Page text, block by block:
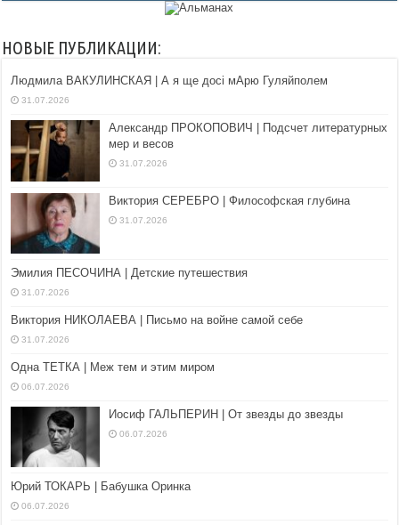
НОВЫЕ ПУБЛИКАЦИИ:
Людмила ВАКУЛИНСКАЯ | А я ще досі мАрю Гуляйполем
31.07.2026
Александр ПРОКОПОВИЧ | Подсчет литературных
мер и весов
31.07.2026
Виктория СЕРЕБРО | Философская глубина
31.07.2026
Эмилия ПЕСОЧИНА | Детские путешествия
31.07.2026
Виктория НИКОЛАЕВА | Письмо на войне самой себе
31.07.2026
Одна ТЕТКА | Меж тем и этим миром
06.07.2026
Иосиф ГАЛЬПЕРИН | От звезды до звезды
06.07.2026
Юрий ТОКАРЬ | Бабушка Оринка
06.07.2026